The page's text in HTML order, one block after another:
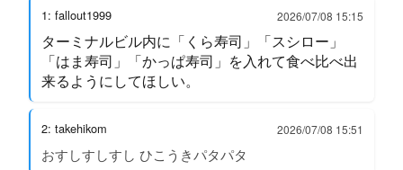
1: fallout1999 2026/07/08 15:15
ターミナルビル内に「くら寿司」「スシロー」
「はま寿司」「かっぱ寿司」を入れて食べ比べ出
来るようにしてほしい。
2: takehikom 2026/07/08 15:51
おすしすしすし ひこうきパタパタ